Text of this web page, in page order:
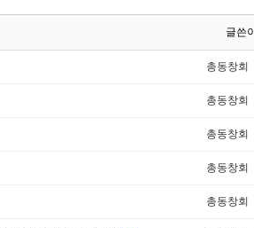
글쓴이
총동창회
총동창회
총동창회
총동창회
총동창회